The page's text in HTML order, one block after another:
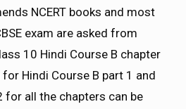
NCERT books and most
exam are asked from
10 Hindi Course B chapter
Hindi Course B part 1 and
for all the chapters can be